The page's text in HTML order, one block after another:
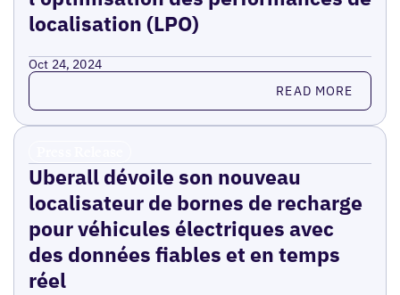
localisation (LPO)
Oct 24, 2024
Read more READ MORE
Uberall dévoile son nouveau
localisateur de bornes de recharge
pour véhicules électriques avec
des données fiables et en temps
réel